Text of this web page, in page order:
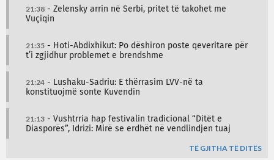
21:38 - Zelensky arrin në Serbi, pritet të takohet me
Vuçiqin
21:35 - Hoti-Abdixhikut: Po dëshiron poste qeveritare për
t’i zgjidhur problemet e brendshme
21:24 - Lushaku-Sadriu: E thërrasim LVV-në ta
konstituojmë sonte Kuvendin
21:13 - Vushtrria hap festivalin tradicional “Ditët e
Diasporës”, Idrizi: Mirë se erdhët në vendlindjen tuaj
TË GJITHA TË DITËS